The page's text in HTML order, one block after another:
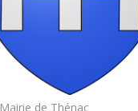
Mairie de Thénac